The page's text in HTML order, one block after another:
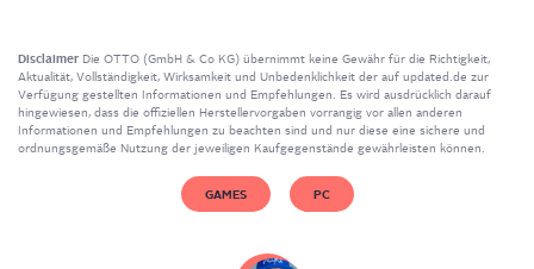
Disclaimer Die OTTO (GmbH & Co KG) übernimmt keine Gewähr für die Richtigkeit,
Aktualität, Vollständigkeit, Wirksamkeit und Unbedenklichkeit der auf updated.de zur
Verfügung gestellten Informationen und Empfehlungen. Es wird ausdrücklich darauf
hingewiesen, dass die offiziellen Herstellervorgaben vorrangig vor allen anderen
Informationen und Empfehlungen zu beachten sind und nur diese eine sichere und
ordnungsgemäße Nutzung der jeweiligen Kaufgegenstände gewährleisten können.
GAMES PC